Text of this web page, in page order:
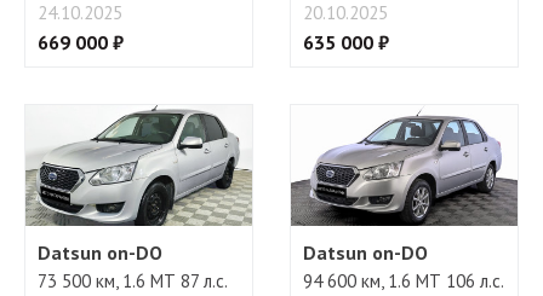
24.10.2025
669 000 ₽
20.10.2025
635 000 ₽
Datsun on-DO
73 500 км, 1.6 МТ 87 л.с.
Datsun on-DO
94 600 км, 1.6 МТ 106 л.с.